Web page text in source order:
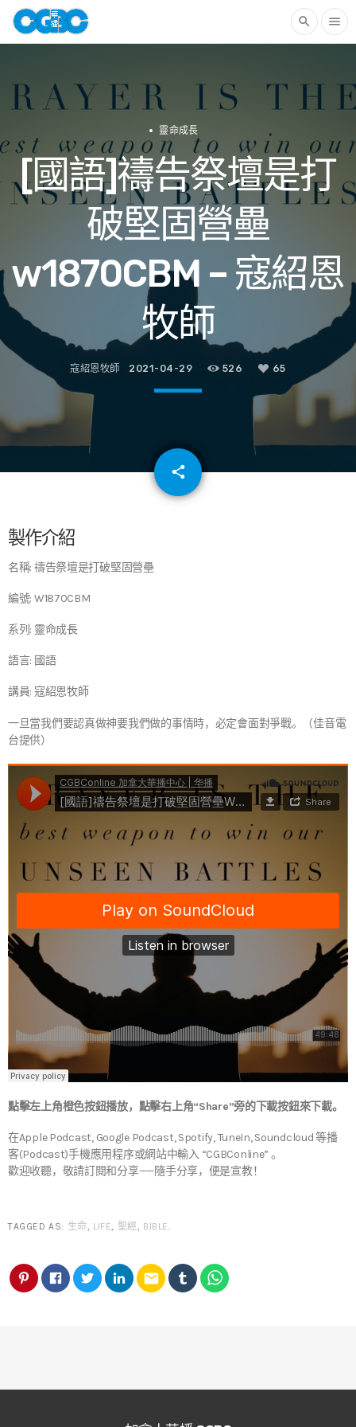
search menu
靈命成長
[國語]禱告祭壇是打
破堅固營壘
w1870CBM – 寇紹恩
牧師
寇紹恩牧師 2021-04-29 526 65
share
email
製作介紹
名稱: 禱告祭壇是打破堅固營壘
編號: W1870CBM
系列: 靈命成長
語言: 國語
講員: 寇紹恩牧師
一旦當我們要認真做神要我們做的事情時，必定會面對爭戰。（佳音電
台提供）
點擊左上角橙色按鈕播放，點擊右上角“Share”旁的下載按鈕來下載。
在Apple Podcast, Google Podcast, Spotify, TuneIn, Soundcloud 等播
客(Podcast)手機應用程序或網站中輸入 “CGBConline” 。
歡迎收聽，敬請訂閱和分享——隨手分享，便是宣教！
TAGGED AS: 生命, LIFE, 聖經, BIBLE.
email